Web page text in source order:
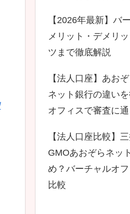
【2026年最新】バ
メリット・デメリ
ツまで徹底解説
【法人口座】あお
ネット銀行の違い
オフィスで審査に
【法人口座比較】
GMOあおぞらネッ
め？バーチャルオ
比較